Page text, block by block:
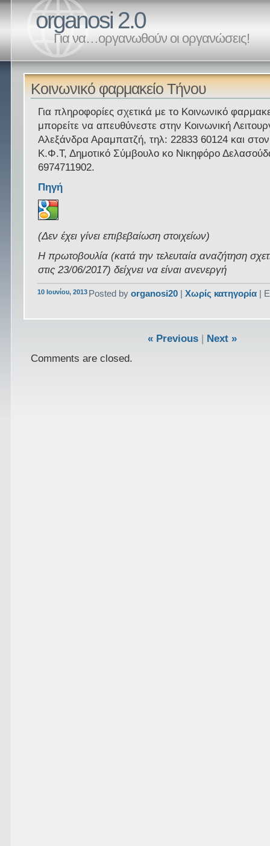
organosi 2.0
Για να…οργανωθούν οι οργανώσεις!
Κοινωνικό φαρμακείο Τήνου
Για πληροφορίες σχετικά με το Κοινωνικό
μπορείτε να απευθύνεστε στην Κοινωνική
Αλεξάνδρα Αραμπατζή, τηλ: 22833 60124 και
Κ.Φ.Τ, Δημοτικό Σύμβουλο κο Νικηφόρο
6974711902.
Πηγή
(Δεν έχει γίνει επιβεβαίωση στοιχείων)
Η πρωτοβουλία (κατά την τελευταία αναζήτηση
στις 23/06/2017) δείχνει να είναι ανενεργή
10 Ιουνίου, 2013 Posted byorganosi20 |Χωρίς κατηγορία |
« Previous|
Next »
Comments are closed.